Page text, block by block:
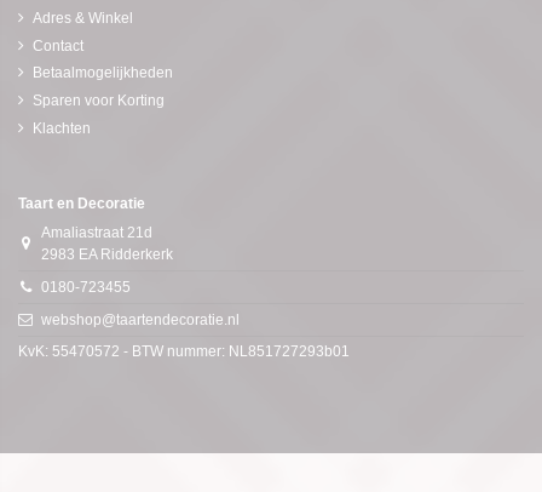
Adres & Winkel
Contact
Betaalmogelijkheden
Sparen voor Korting
Klachten
Taart en Decoratie
Amaliastraat 21d
2983 EA Ridderkerk
0180-723455
webshop@taartendecoratie.nl
KvK: 55470572 - BTW nummer: NL851727293b01